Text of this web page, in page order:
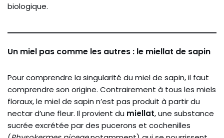
biologique.
Un miel pas comme les autres : le miellat de sapin
Pour comprendre la singularité du miel de sapin, il faut
comprendre son origine. Contrairement à tous les miels
floraux, le miel de sapin n’est pas produit à partir du
nectar d’une fleur. Il provient du miellat, une substance
sucrée excrétée par des pucerons et cochenilles